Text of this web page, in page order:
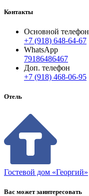
Контакты
Основной телефон
+7 (918) 648-64-67
WhatsApp
79186486467
Доп. телефон
+7 (918) 468-06-95
Отель
Гостевой дом «Георгий»
Вас может заинтересовать